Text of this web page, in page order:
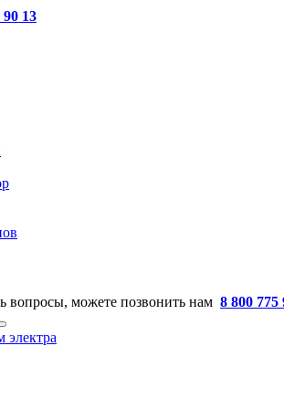
90 13
вопросы, можете позвонить нам 8 800 775
электра